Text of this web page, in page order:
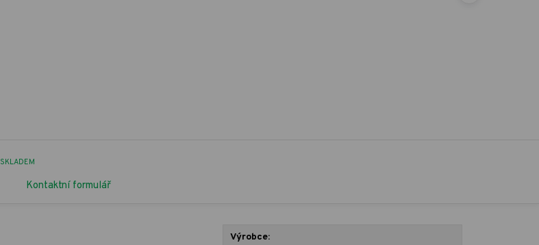
SKLADEM
Kontaktní formulář
Výrobce: